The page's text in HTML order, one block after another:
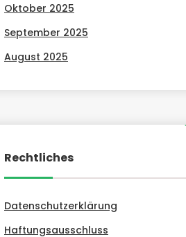
Oktober 2025
September 2025
August 2025
Rechtliches
Datenschutzerklärung
Haftungsausschluss